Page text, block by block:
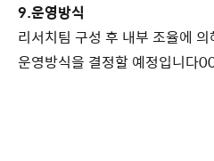
9.운영방식
리서치팀 구성 후 내부 조율에
운영방식을 결정할 예정입니다